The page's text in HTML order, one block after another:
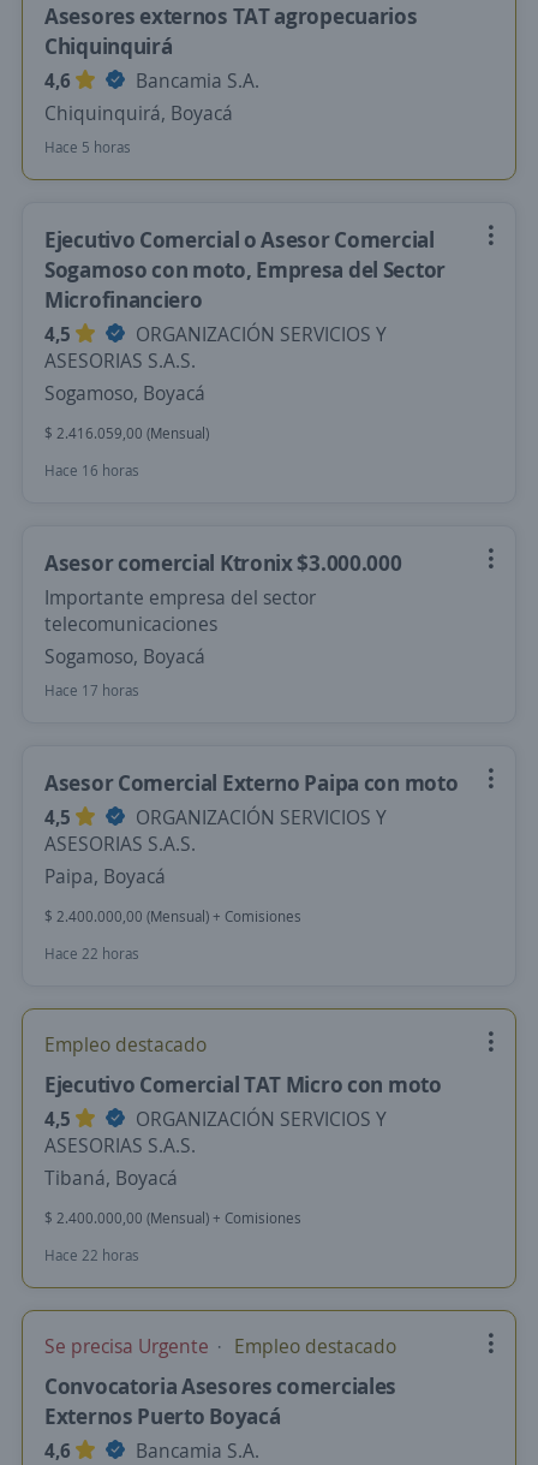
Asesores externos TAT agropecuarios
Chiquinquirá
4,6
Bancamia S.A.
Chiquinquirá, Boyacá
Hace 5 horas
Ejecutivo Comercial o Asesor Comercial
Sogamoso con moto, Empresa del Sector
Microfinanciero
4,5
ORGANIZACIÓN SERVICIOS Y
ASESORIAS S.A.S.
Sogamoso, Boyacá
$ 2.416.059,00 (Mensual)
Hace 16 horas
Asesor comercial Ktronix $3.000.000
Importante empresa del sector
telecomunicaciones
Sogamoso, Boyacá
Hace 17 horas
Asesor Comercial Externo Paipa con moto
4,5
ORGANIZACIÓN SERVICIOS Y
ASESORIAS S.A.S.
Paipa, Boyacá
$ 2.400.000,00 (Mensual) + Comisiones
Hace 22 horas
Empleo destacado
Ejecutivo Comercial TAT Micro con moto
4,5
ORGANIZACIÓN SERVICIOS Y
ASESORIAS S.A.S.
Tibaná, Boyacá
$ 2.400.000,00 (Mensual) + Comisiones
Hace 22 horas
Se precisa Urgente Empleo destacado
Convocatoria Asesores comerciales
Externos Puerto Boyacá
4,6 Bancamia S.A.